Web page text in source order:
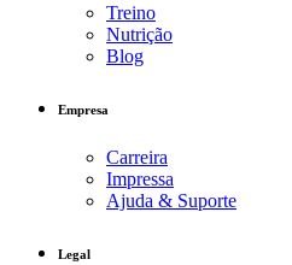
Treino
Nutrição
Blog
Empresa
Carreira
Impressa
Ajuda & Suporte
Legal